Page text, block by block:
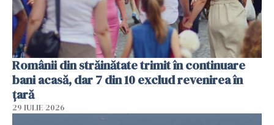
Românii din străinătate trimit în continuare
bani acasă, dar 7 din 10 exclud revenirea în
țară
29 IULIE 2026